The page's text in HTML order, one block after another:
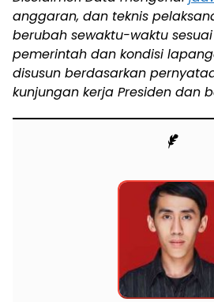
anggaran, dan teknis
berubah sewaktu-waktu
pemerintah dan kondisi
disusun berdasarkan
kunjungan kerja Presiden dan